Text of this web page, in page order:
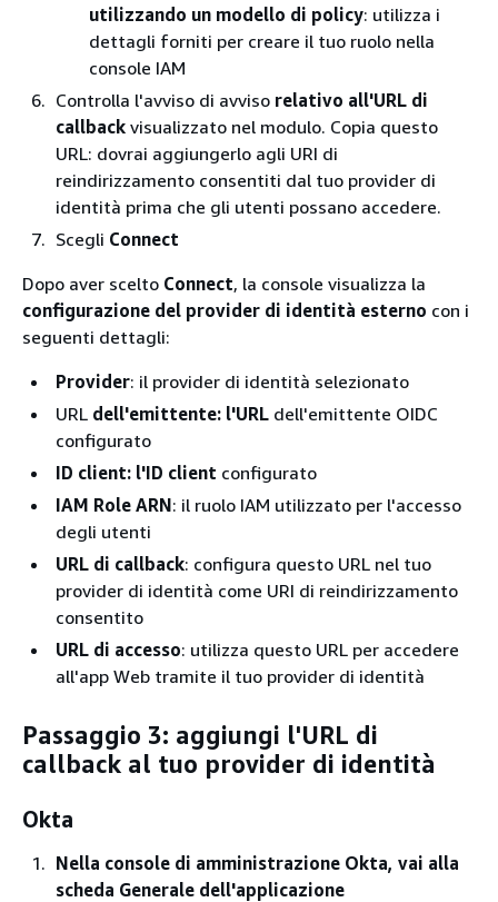
utilizzando un modello di policy: utilizza i
dettagli forniti per creare il tuo ruolo nella
console IAM
Controlla l'avviso di avviso relativo all'URL di
callback visualizzato nel modulo. Copia questo
URL: dovrai aggiungerlo agli URI di
reindirizzamento consentiti dal tuo provider di
identità prima che gli utenti possano accedere.
Scegli Connect
Dopo aver scelto Connect, la console visualizza la
configurazione del provider di identità esterno con i
seguenti dettagli:
Provider: il provider di identità selezionato
URL dell'emittente: l'URL dell'emittente OIDC
configurato
ID client: l'ID client configurato
IAM Role ARN: il ruolo IAM utilizzato per l'accesso
degli utenti
URL di callback: configura questo URL nel tuo
provider di identità come URI di reindirizzamento
consentito
URL di accesso: utilizza questo URL per accedere
all'app Web tramite il tuo provider di identità
Passaggio 3: aggiungi l'URL di
callback al tuo provider di identità
Okta
Nella console di amministrazione Okta, vai alla
scheda Generale dell'applicazione